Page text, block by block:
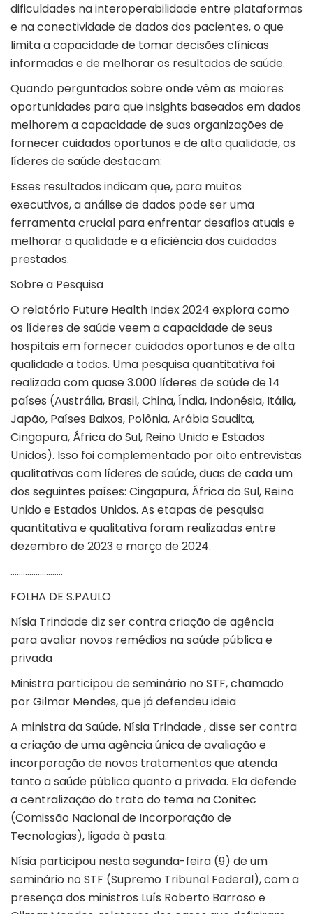
dificuldades na interoperabilidade entre plataformas
e na conectividade de dados dos pacientes, o que
limita a capacidade de tomar decisões clínicas
informadas e de melhorar os resultados de saúde.
Quando perguntados sobre onde vêm as maiores
oportunidades para que insights baseados em dados
melhorem a capacidade de suas organizações de
fornecer cuidados oportunos e de alta qualidade, os
líderes de saúde destacam:
Esses resultados indicam que, para muitos
executivos, a análise de dados pode ser uma
ferramenta crucial para enfrentar desafios atuais e
melhorar a qualidade e a eficiência dos cuidados
prestados.
Sobre a Pesquisa
O relatório Future Health Index 2024 explora como
os líderes de saúde veem a capacidade de seus
hospitais em fornecer cuidados oportunos e de alta
qualidade a todos. Uma pesquisa quantitativa foi
realizada com quase 3.000 líderes de saúde de 14
países (Austrália, Brasil, China, Índia, Indonésia, Itália,
Japão, Países Baixos, Polônia, Arábia Saudita,
Cingapura, África do Sul, Reino Unido e Estados
Unidos). Isso foi complementado por oito entrevistas
qualitativas com líderes de saúde, duas de cada um
dos seguintes países: Cingapura, África do Sul, Reino
Unido e Estados Unidos. As etapas de pesquisa
quantitativa e qualitativa foram realizadas entre
dezembro de 2023 e março de 2024.
…………………….
FOLHA DE S.PAULO
Nísia Trindade diz ser contra criação de agência
para avaliar novos remédios na saúde pública e
privada
Ministra participou de seminário no STF, chamado
por Gilmar Mendes, que já defendeu ideia
A ministra da Saúde, Nísia Trindade , disse ser contra
a criação de uma agência única de avaliação e
incorporação de novos tratamentos que atenda
tanto a saúde pública quanto a privada. Ela defende
a centralização do trato do tema na Conitec
(Comissão Nacional de Incorporação de
Tecnologias), ligada à pasta.
Nísia participou nesta segunda-feira (9) de um
seminário no STF (Supremo Tribunal Federal), com a
presença dos ministros Luís Roberto Barroso e